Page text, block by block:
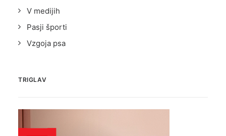
V medijih
Pasji športi
Vzgoja psa
TRIGLAV